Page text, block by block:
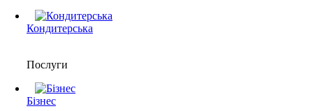
Кондитерська
Послуги
Бізнес